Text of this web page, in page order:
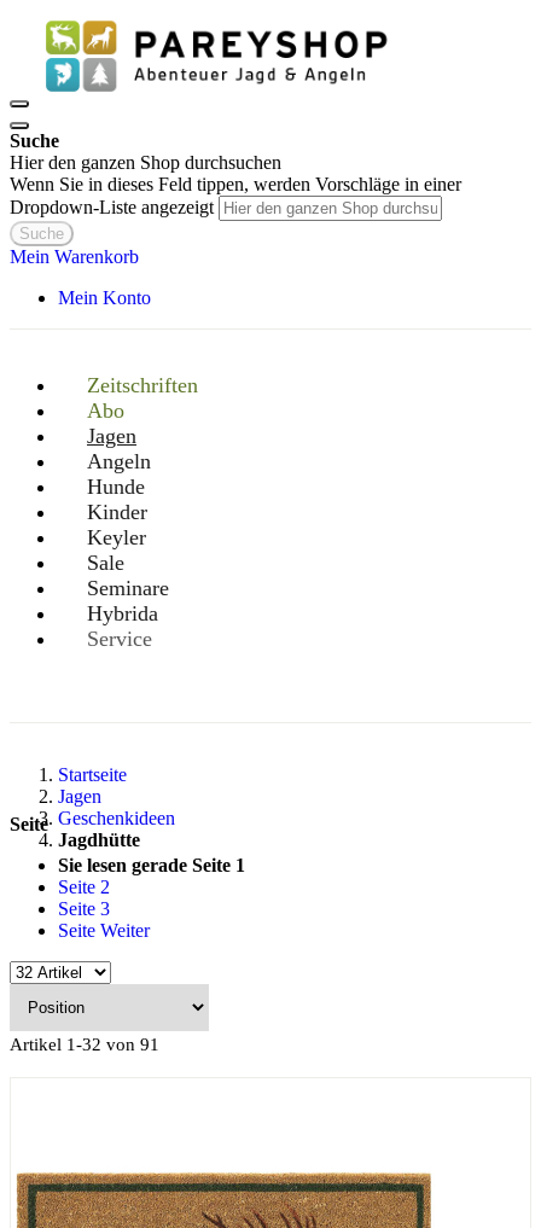
Suche
Hier den ganzen Shop durchsuchen
Wenn Sie in dieses Feld tippen, werden Vorschläge in einer
Dropdown-Liste angezeigt
Suche
Mein Warenkorb
Mein Konto
Zeitschriften
Abo
Jagen
Angeln
Hunde
Kinder
Keyler
Sale
Seminare
Hybrida
Service
Startseite
Jagen
Geschenkideen
Jagdhütte
Seite
Sie lesen gerade Seite 1
Seite 2
Seite 3
Seite Weiter
Artikel 1-32 von 91